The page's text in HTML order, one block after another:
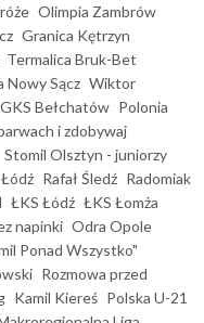
Olimpia Zambrów
Granica Kętrzyn
Termalica Bruk-Bet
Nowy Sącz Wiktor
GKS Bełchatów Polonia
i zdobywaj
Stomil Olsztyn - juniorzy
Rafał Śledź Radomiak
ŁKS Łódź ŁKS Łomża
napinki Odra Opole
Ponad Wszystko"
Rozmowa przed
Kamil Kiereś Polska U-21